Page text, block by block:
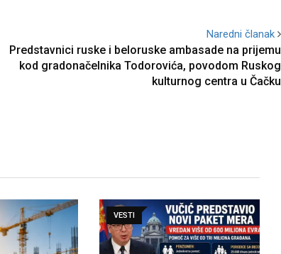
Naredni članak
Predstavnici ruske i beloruske ambasade na prijemu
kod gradonačelnika Todorovića, povodom Ruskog
kulturnog centra u Čačku
VESTI